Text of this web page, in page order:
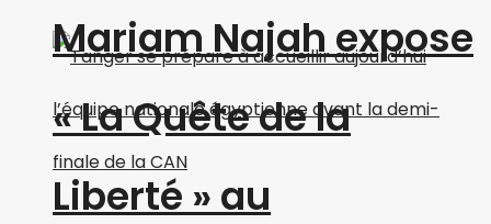
Mariam Najah expose
« La Quête de la
Liberté » au